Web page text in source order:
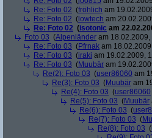
Re: Foto 02 (fröhlich am
Re: Foto 02 ( lowtech am
Re: Foto 02 (isotonic am
Foto 03 (Alpenländer am 18.02.2009,
Re: Foto 03 (Pfrnak am
Re: Foto 03 (iraki am 19.02.2009,
Re: Foto 03 (Muubär am
Re(2): Foto 03 (user86060 am
Re(3): Foto 03 (Muubär am
Re(4): Foto 03 (user86060
Re(5): Foto 03 (Muubär
Re(6): Foto 03 (
Re(7): Foto 03 (
Re(8): Foto 03 (